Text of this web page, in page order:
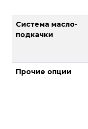
Система масло-
подкачки
Прочие опции